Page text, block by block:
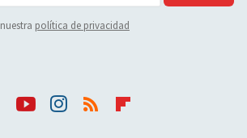
política de privacidad